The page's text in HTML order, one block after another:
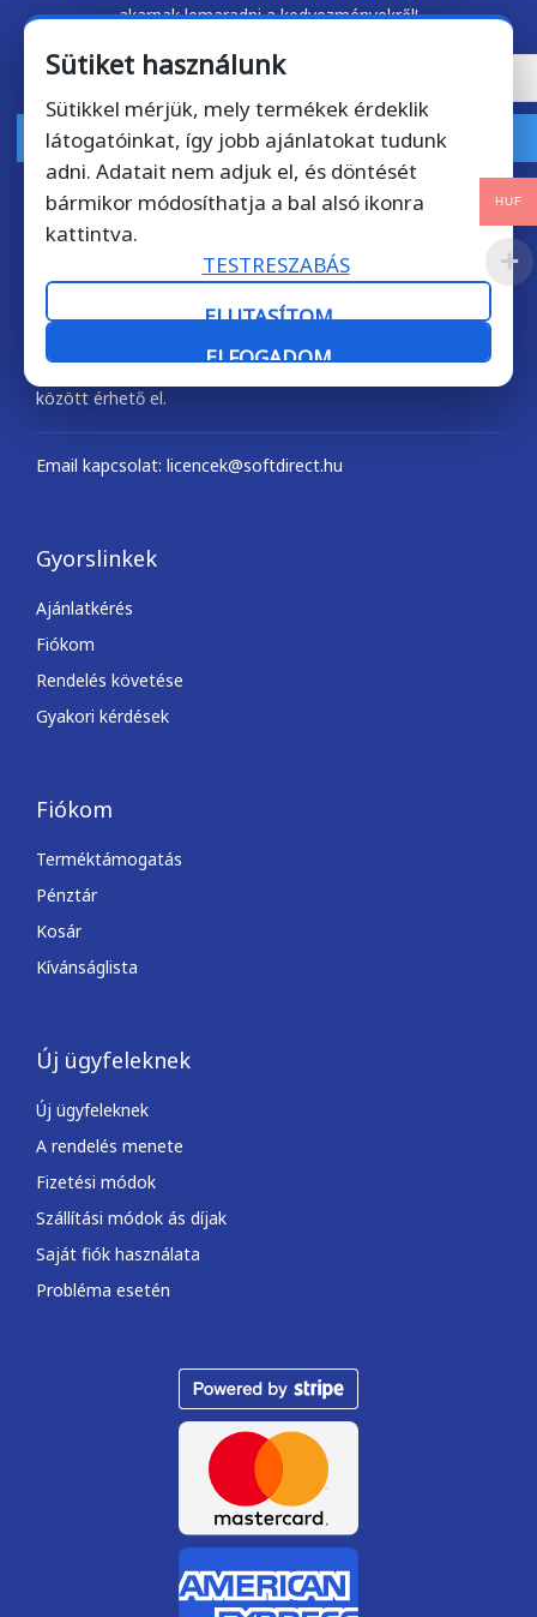
akarnak lemaradni a kedvezményekről!
FELIRATKOZOM
Kérdése van? Hívjon bátran!
+36 1 901 7372
Telefonos ügyfélszolgálatunk munkanapokon 9-17 óra
között érhető el.
Email kapcsolat: licencek@softdirect.hu
Gyorslinkek
Ajánlatkérés
Fiókom
Rendelés követése
Gyakori kérdések
Fiókom
Terméktámogatás
Pénztár
Kosár
Kívánságlista
Új ügyfeleknek
Új ügyfeleknek
A rendelés menete
Fizetési módok
Szállítási módok ás díjak
Saját fiók használata
Probléma esetén
HUF
Sütiket használunk
Sütikkel mérjük, mely termékek érdeklik
látogatóinkat, így jobb ajánlatokat tudunk
adni. Adatait nem adjuk el, és döntését
bármikor módosíthatja a bal alsó ikonra
kattintva.
TESTRESZABÁS
ELUTASÍTOM
ELFOGADOM